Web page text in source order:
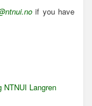
if you have
NTNUI Langren